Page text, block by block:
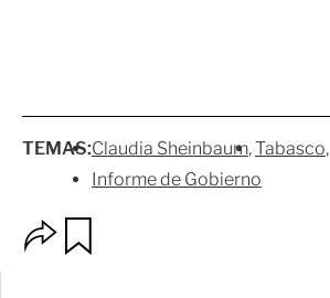
TEMAS:Claudia Sheinbaum Tabasco
Informe de Gobierno